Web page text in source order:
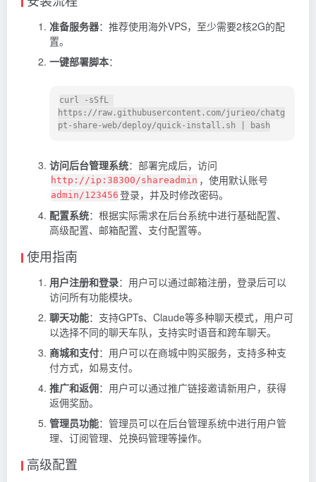
准备服务器：推荐使用海外VPS，至少需要2核2G的配
置。
一键部署脚本：
curl -sSfL
https://raw.githubusercontent.com/jurieo/chatg
访问后台管理系统：部署完成后，访问
http://ip:38300/shareadmin ，使用默认账号
admin/123456 登录，并及时修改密码。
配置系统：根据实际需求在后台系统中进行基础配置、
高级配置、邮箱配置、支付配置等。
使用指南
用户注册和登录：用户可以通过邮箱注册，登录后可以
访问所有功能模块。
聊天功能：支持GPTs、Claude等多种聊天模式，用户可
以选择不同的聊天车队，支持实时语音和跨车聊天。
商城和支付：用户可以在商城中购买服务，支持多种支
付方式，如易支付。
推广和返佣：用户可以通过推广链接邀请新用户，获得
返佣奖励。
管理员功能：管理员可以在后台管理系统中进行用户管
理、订阅管理、兑换码管理等操作。
高级配置